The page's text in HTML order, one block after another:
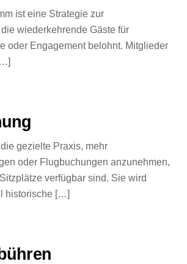
ist eine Strategie zur
wiederkehrende Gäste für
oder Engagement belohnt. Mitglieder
gezielte Praxis, mehr
oder Flugbuchungen anzunehmen,
verfügbar sind. Sie wird
historische […]